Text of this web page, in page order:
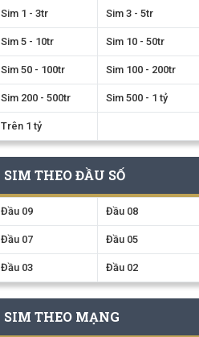
Sim 1 - 3tr Sim 3 - 5tr
Sim 5 - 10tr Sim 10 - 50tr
Sim 50 - 100tr Sim 100 - 200tr
Sim 200 - 500tr Sim 500 - 1 tỷ
Trên 1 tỷ
SIM THEO ĐẦU SỐ
Đầu 09 Đầu 08
Đầu 07 Đầu 05
Đầu 03 Đầu 02
SIM THEO MẠNG